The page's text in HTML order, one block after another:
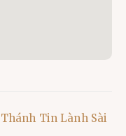
Tin Lành Sài